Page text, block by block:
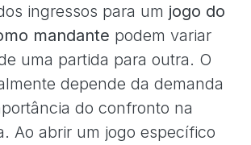
ingressos para um jogo do
mandante podem variar
uma partida para outra. O
depende da demanda
do confronto na
Ao abrir um jogo específico